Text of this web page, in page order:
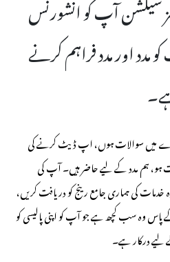
سیکشن آپ کو انشورنس
اور مدد فراہم کرنے
میں سوالات ہوں، اپ ڈیٹ کرنے کی
ہو، ہم مدد کے لیے حاضر ہیں۔ آپ کی
کی ہماری جامع رینج کو دریافت کریں،
وہ سب کچھ ہے جو آپ کو اپنی پالیسی کو
لیے درکار ہے۔